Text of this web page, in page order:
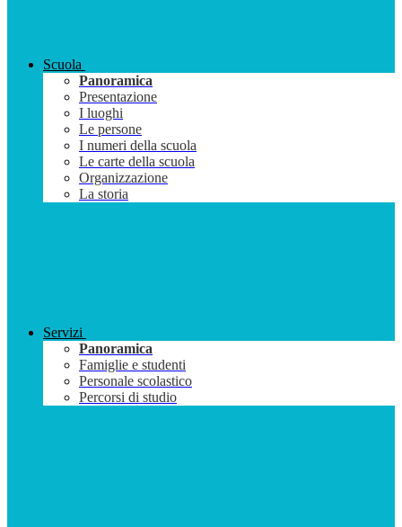
Scuola
Panoramica
Presentazione
I luoghi
Le persone
I numeri della scuola
Le carte della scuola
Organizzazione
La storia
Servizi
Panoramica
Famiglie e studenti
Personale scolastico
Percorsi di studio